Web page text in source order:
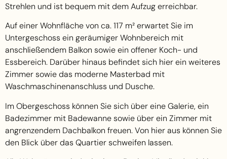
Strehlen und ist bequem mit dem Aufzug erreichbar.
Auf einer Wohnfläche von ca. 117 m² erwartet Sie im
Untergeschoss ein geräumiger Wohnbereich mit
anschließendem Balkon sowie ein offener Koch- und
Essbereich. Darüber hinaus befindet sich hier ein weiteres
Zimmer sowie das moderne Masterbad mit
Waschmaschinenanschluss und Dusche.
Im Obergeschoss können Sie sich über eine Galerie, ein
Badezimmer mit Badewanne sowie über ein Zimmer mit
angrenzendem Dachbalkon freuen. Von hier aus können Sie
den Blick über das Quartier schweifen lassen.